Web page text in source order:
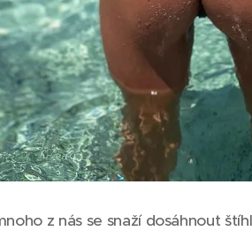
z nás se snaží dosáhnout